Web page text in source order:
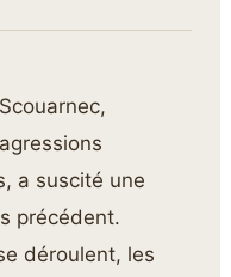
a suscité une
précédent.
déroulent, les